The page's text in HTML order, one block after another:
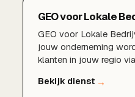
GEO voor Lokale
GEO voor Lokale
jouw onderneming
klanten in jouw regio